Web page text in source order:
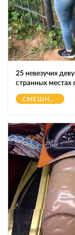
25 невезучих
странных
СМЕШНОЕ